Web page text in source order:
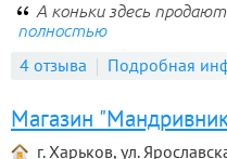
А коньки здесь
полностью
4 отзыва Подробная
Магазин
г. Харьков, ул.